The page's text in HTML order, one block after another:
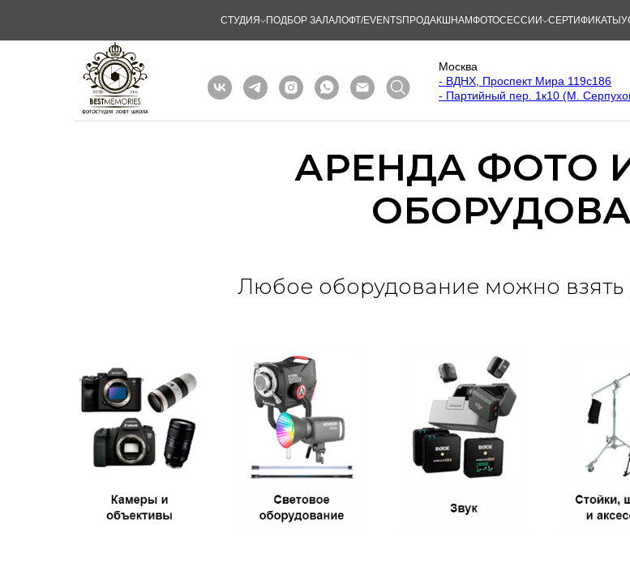
СТУДИЯ ПОДБОР ЗАЛАЛОФТ/EVENTSПРОДАКШНАМФОТОСЕССИИ СЕРТИФИКАТЫ
Москва
- ВДНХ, Проспект Мира 119с186
- Партийный пер. 1к10 (М.
АРЕНДА ФОТО
Любое оборудование можно взять